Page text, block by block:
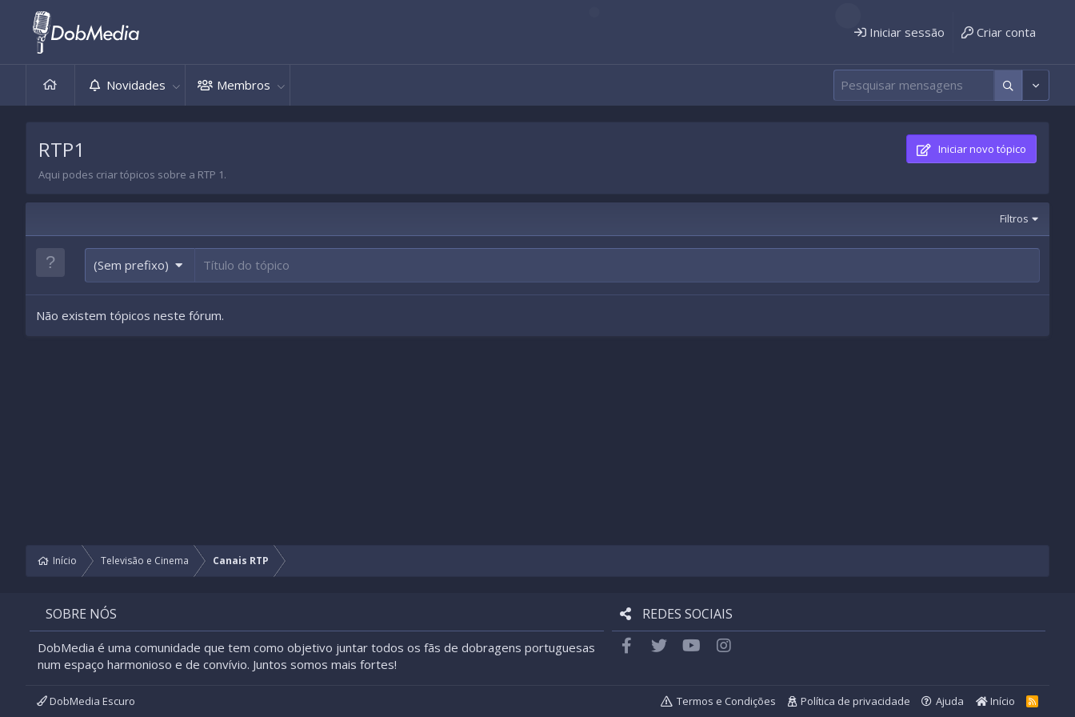
Iniciar sessão Criar conta
Novidades Membros
RTP1
Iniciar novo tópico
Aqui podes criar tópicos sobre a RTP 1.
Filtros
(Sem prefixo)
Não existem tópicos neste fórum.
Início Televisão e Cinema Canais RTP
SOBRE NÓS
DobMedia é uma comunidade que tem como objetivo juntar todos os fãs de dobragens portuguesas
num espaço harmonioso e de convívio. Juntos somos mais fortes!
REDES SOCIAIS
FacebookTwitter youtube
DobMedia Escuro Termos e Condições Política de privacidade Ajuda Início
R